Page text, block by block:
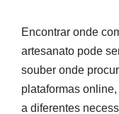
Encontrar onde
artesanato pode
souber onde
plataformas
a diferentes